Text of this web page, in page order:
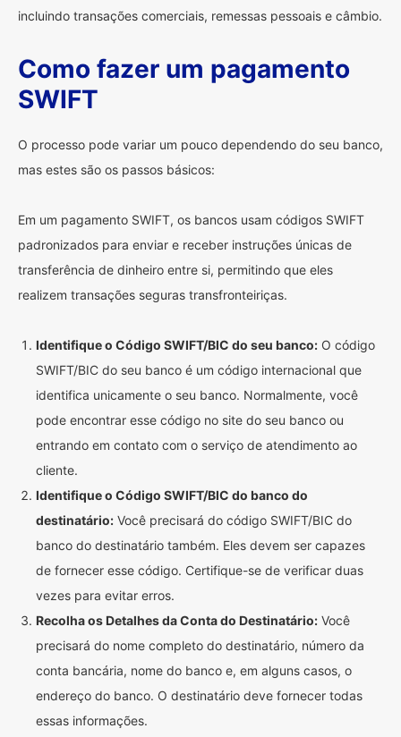
incluindo transações comerciais, remessas pessoais e câmbio.
Como fazer um pagamento
SWIFT
O processo pode variar um pouco dependendo do seu banco,
mas estes são os passos básicos:
Em um pagamento SWIFT, os bancos usam códigos SWIFT
padronizados para enviar e receber instruções únicas de
transferência de dinheiro entre si, permitindo que eles
realizem transações seguras transfronteiriças.
Identifique o Código SWIFT/BIC do seu banco: O código
SWIFT/BIC do seu banco é um código internacional que
identifica unicamente o seu banco. Normalmente, você
pode encontrar esse código no site do seu banco ou
entrando em contato com o serviço de atendimento ao
cliente.
Identifique o Código SWIFT/BIC do banco do
destinatário: Você precisará do código SWIFT/BIC do
banco do destinatário também. Eles devem ser capazes
de fornecer esse código. Certifique-se de verificar duas
vezes para evitar erros.
Recolha os Detalhes da Conta do Destinatário: Você
precisará do nome completo do destinatário, número da
conta bancária, nome do banco e, em alguns casos, o
endereço do banco. O destinatário deve fornecer todas
essas informações.